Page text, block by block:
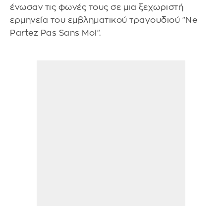
ένωσαν τις φωνές τους σε μια ξεχωριστή
ερμηνεία του εμβληματικού τραγουδιού "Ne
Partez Pas Sans Moi".